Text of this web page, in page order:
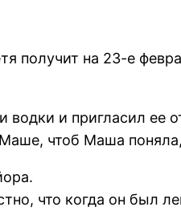
получит на 23-е
и пригласил ее
чтоб Маша
что когда он был